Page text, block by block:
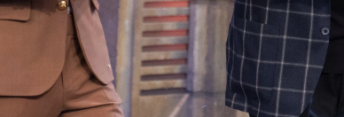
WhatsappFacebook
a formar parte de la música
ha explicado el cantante en
‘El